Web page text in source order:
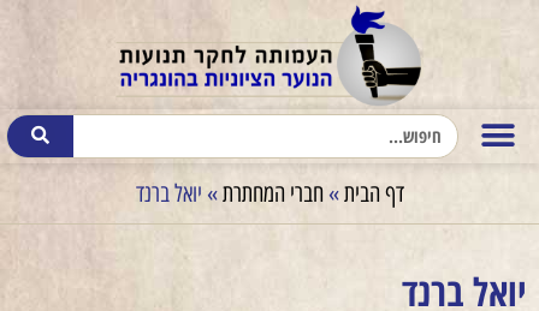
דף הבית»חברי המחתרת» יואל ברנד
יואל ברנד